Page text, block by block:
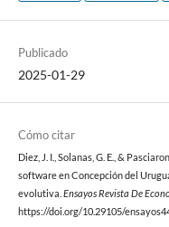
Publicado
2025-01-29
Cómo citar
Diez, J. I., Solanas, G. E., &
software en Concepción del
evolutiva. Ensayos Revista De
https://doi.org/10.29105/